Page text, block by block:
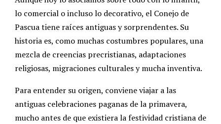
lo comercial o incluso lo decorativo, el Conejo de
Pascua tiene raíces antiguas y sorprendentes. Su
historia es, como muchas costumbres populares, una
mezcla de creencias precristianas, adaptaciones
religiosas, migraciones culturales y mucha inventiva.
Para entender su origen, conviene viajar a las
antiguas celebraciones paganas de la primavera,
mucho antes de que existiera la festividad cristiana de